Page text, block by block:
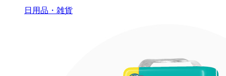
日用品・雑貨